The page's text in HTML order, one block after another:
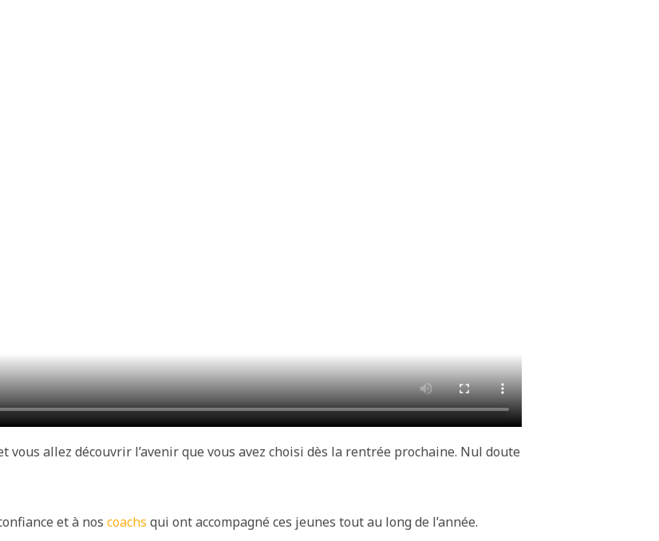
vous allez découvrir l’avenir que vous avez choisi dès la rentrée prochaine. Nul doute
et à nos coachs qui ont accompagné ces jeunes tout au long de l’année.